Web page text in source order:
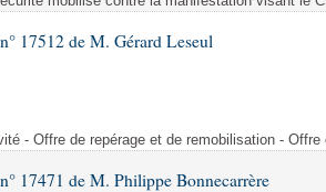
17512 de M. Gérard Leseul
- Offre de repérage et de remobilisation -
17471 de M. Philippe Bonnecarrère